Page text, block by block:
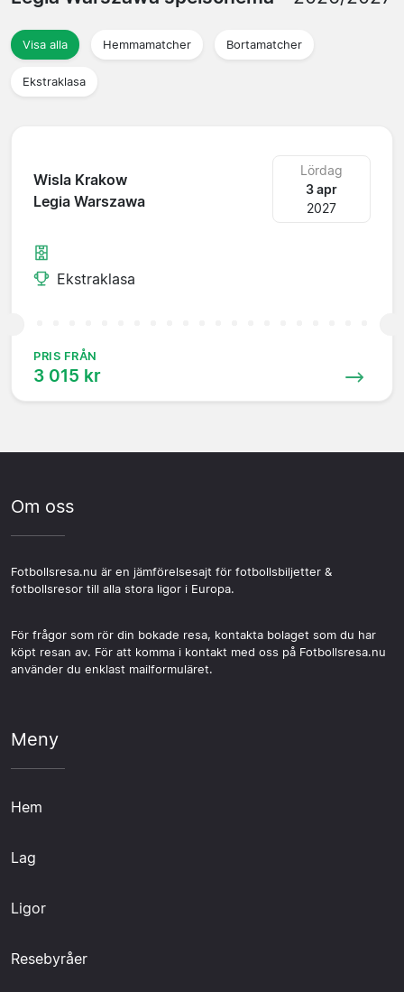
Visa alla Hemmamatcher Bortamatcher
Ekstraklasa
Wisla Krakow
Legia Warszawa
Lördag
3 apr
2027
Ekstraklasa
PRIS FRÅN
3 015 kr
Om oss
Fotbollsresa.nu är en jämförelsesajt för fotbollsbiljetter &
fotbollsresor till alla stora ligor i Europa.
För frågor som rör din bokade resa, kontakta bolaget som du har
köpt resan av. För att komma i kontakt med oss på Fotbollsresa.nu
använder du enklast mailformuläret.
Meny
Hem
Lag
Ligor
Resebyråer